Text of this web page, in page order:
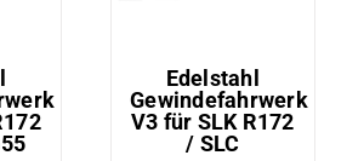
Edelstahl
Gewindefahrwerk
V3 für SLK R172
/ SLC